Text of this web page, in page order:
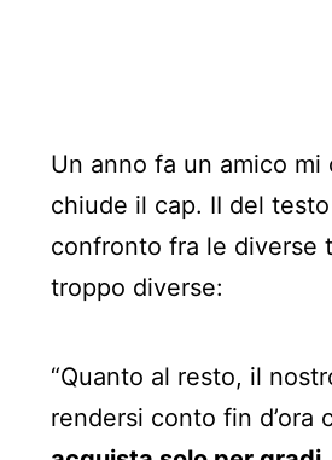
Un anno fa un amico
chiude il cap. II del
confronto fra le diverse
troppo diverse:
“Quanto al resto, il
rendersi conto fin d’ora